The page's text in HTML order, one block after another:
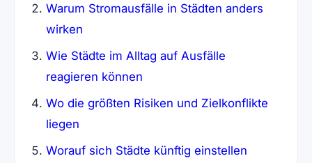
Warum Stromausfälle in Städten anders
wirken
Wie Städte im Alltag auf Ausfälle
reagieren können
Wo die größten Risiken und Zielkonflikte
liegen
Worauf sich Städte künftig einstellen